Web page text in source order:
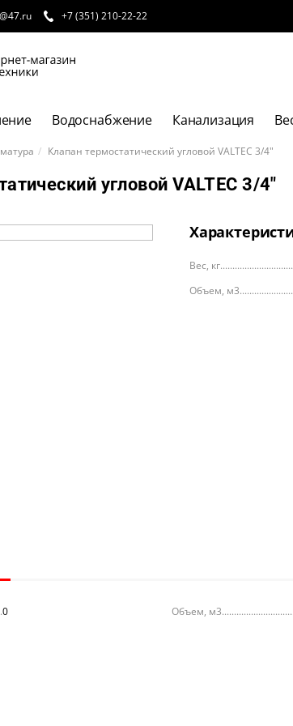
+7 (351) 210-22-22
Водоснабжение Канализация
Клапан термостатический угловой VALTEC 3/4"
угловой VALTEC 3/4"
Вес, кг
Объем, м3
0 Объем, м3